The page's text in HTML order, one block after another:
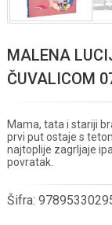
MALENA
ČUVALICOM
Mama, tata i stariji
prvi put ostaje s
najtoplije zagrljaje
povratak.
Šifra: